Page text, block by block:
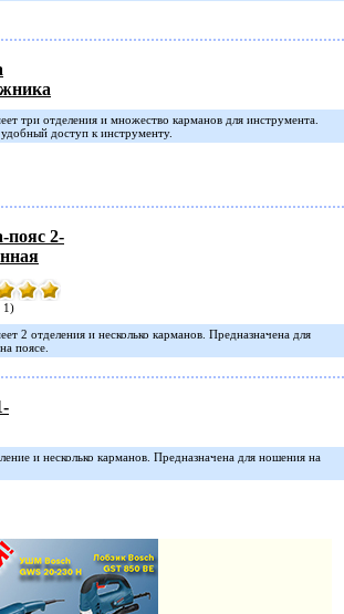
три отделения и множество карманов для инструмента.
доступ к инструменту.
пояс 2-
1)
2 отделения и несколько карманов. Предназначена для
поясе.
и несколько карманов. Предназначена для ношения на